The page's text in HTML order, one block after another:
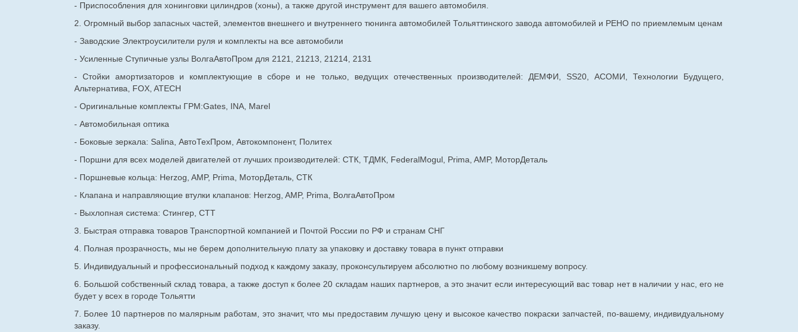
- Приспособления для хонинговки цилиндров (хоны), а также другой инструмент для вашего автомобиля.
2. Огромный выбор запасных частей, элементов внешнего и внутреннего тюнинга автомобилей Тольяттинского завода автомобилей и РЕНО по приемлемым ценам
- Заводские Электроусилители руля и комплекты на все автомобили
- Усиленные Ступичные узлы ВолгаАвтоПром для 2121, 21213, 21214, 2131
- Стойки амортизаторов и комплектующие в сборе и не только, ведущих отечественных производителей: ДЕМФИ, SS20, АСОМИ, Технологии Будущего,
Альтернатива, FOX, ATECH
- Оригинальные комплекты ГРМ:Gates, INA, Marel
- Автомобильная оптика
- Боковые зеркала: Salina, АвтоТехПром, Автокомпонент, Политех
- Поршни для всех моделей двигателей от лучших производителей: СТК, ТДМК, FederalMogul, Prima, AMP, МоторДеталь
- Поршневые кольца: Herzog, AMP, Prima, МоторДеталь, СТК
- Клапана и направляющие втулки клапанов: Herzog, AMP, Prima, ВолгаАвтоПром
- Выхлопная система: Стингер, СТТ
3. Быстрая отправка товаров Транспортной компанией и Почтой России по РФ и странам СНГ
4. Полная прозрачность, мы не берем дополнительную плату за упаковку и доставку товара в пункт отправки
5. Индивидуальный и профессиональный подход к каждому заказу, проконсультируем абсолютно по любому возникшему вопросу.
6. Большой собственный склад товара, а также доступ к более 20 складам наших партнеров, а это значит если интересующий вас товар нет в наличии у нас, его не
будет у всех в городе Тольятти
7. Более 10 партнеров по малярным работам, это значит, что мы предоставим лучшую цену и высокое качество покраски запчастей, по-вашему, индивидуальному
заказу.